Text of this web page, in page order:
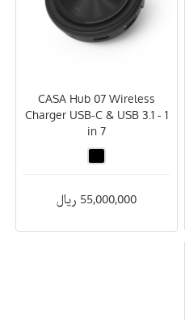
CASA Hub 07 Wireless
Charger USB-C & USB 3.1 - 1
in 7
55,000,000 ریال